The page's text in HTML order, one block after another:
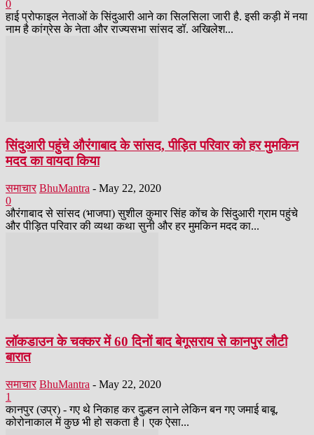
0
हाई प्रोफाइल नेताओं के सिंदुआरी आने का सिलसिला जारी है. इसी कड़ी में नया
नाम है कांग्रेस के नेता और राज्यसभा सांसद डॉ. अखिलेश...
सिंदुआरी पहुंचे औरंगाबाद के सांसद, पीड़ित परिवार को हर मुमकिन
मदद का वायदा किया
समाचार BhuMantra - May 22, 2020
0
औरंगाबाद से सांसद (भाजपा) सुशील कुमार सिंह कोंच के सिंदुआरी ग्राम पहुंचे
और पीड़ित परिवार की व्यथा कथा सुनी और हर मुमकिन मदद का...
लॉकडाउन के चक्कर में 60 दिनों बाद बेगूसराय से कानपुर लौटी
बारात
समाचार BhuMantra - May 22, 2020
1
कानपुर (उप्र) - गए थे निकाह कर दुल्हन लाने लेकिन बन गए जमाई बाबू.
कोरोनाकाल में कुछ भी हो सकता है। एक ऐसा...